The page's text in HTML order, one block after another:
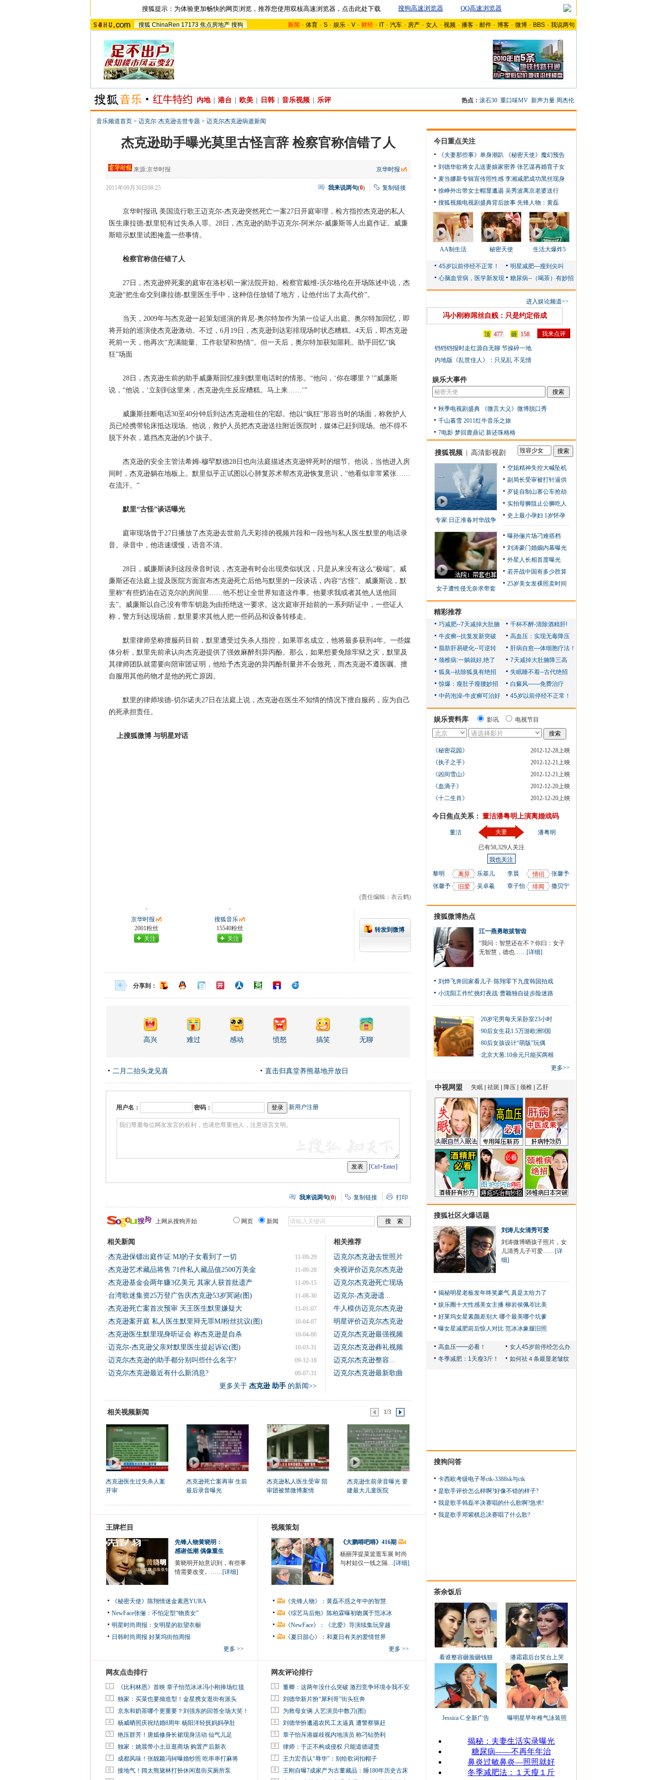
搜狐提示：为体验更加畅快的网页浏览，推荐您使用双核高速浏览器，点击此处下载 搜狗高速浏览器 QQ高速浏览器
搜狐 ChinaRen 17173 焦点房地产 搜狗 新闻 - 体育 - S - 娱乐 - V - 财经 - IT - 汽车 - 房产 - 女人 - 视频 - 播客 - 邮件 - 博客 - 微博 - BBS - 我说两句
内地 港台 欧美 日韩 音乐视频 乐评 热点： 滚石30 重口味MV 新声力量 周杰伦
音乐频道首页 > 迈克尔·杰克逊去世专题 > 迈克尔杰克逊病逝新闻
杰克逊助手曝光莫里古怪言辞 检察官称信错了人
来源:京华时报 京华时报
2011年09月30日08:25 我来说两句(0) 复制链接
京华时报讯 美国流行歌王迈克尔-杰克逊突然死亡一案27日开庭审理，检方指控杰克逊的私人
医生康拉德-默里犯有过失杀人罪。28日，杰克逊的助手迈克尔-阿米尔-威廉斯等人出庭作证。威廉
斯暗示默里试图掩盖一些事情。
检察官称信任错了人
27日，杰克逊猝死案的庭审在洛杉矶一家法院开始。检察官戴维-沃尔格伦在开场陈述中说，杰
克逊“把生命交到康拉德-默里医生手中，这种信任放错了地方，让他付出了太高代价”。
当天，2009年与杰克逊一起策划巡演的肯尼-奥尔特加作为第一位证人出庭。奥尔特加回忆，即
将开始的巡演使杰克逊激动。不过，6月19日，杰克逊到达彩排现场时状态糟糕。4天后，即杰克逊
死前一天，他再次“充满能量、工作欲望和热情”。但一天后，奥尔特加获知噩耗。助手回忆“疯
狂”场面
28日，杰克逊生前的助手威廉斯回忆接到默里电话时的情形。“他问，‘你在哪里？’”威廉斯
说，“他说，‘立刻到这里来，杰克逊先生反应糟糕。马上来……’”
威廉斯挂断电话30至40分钟后到达杰克逊租住的宅邸。他以“疯狂”形容当时的场面，称救护人
员已经携带轮床抵达现场。他说，救护人员把杰克逊送往附近医院时，媒体已赶到现场。他不得不
脱下外衣，遮挡杰克逊的3个孩子。
杰克逊的安全主管法希姆-穆罕默德28日也向法庭描述杰克逊猝死时的细节。他说，当他进入房
间时，杰克逊躺在地板上。默里似乎正试图以心肺复苏术帮杰克逊恢复意识，“他看似非常紧张……
在流汗。”
默里“古怪”谈话曝光
庭审现场曾于27日播放了杰克逊去世前几天彩排的视频片段和一段他与私人医生默里的电话录
音。录音中，他语速缓慢，语音不清。
28日，威廉斯谈到这段录音时说，杰克逊有时会出现类似状况，只是从来没有这么“极端”。威
廉斯还在法庭上提及医院方面宣布杰克逊死亡后他与默里的一段谈话，内容“古怪”。威廉斯说，默
里称“有些奶油在迈克尔的房间里……他不想让全世界知道这件事。他要求我或者其他人送他回
去”。威廉斯以自己没有带车钥匙为由拒绝这一要求。这次庭审开始前的一系列听证中，一些证人
称，警方到达现场前，默里要求其他人把一些药品和设备转移走。
默里律师坚称擅服药目前，默里遭受过失杀人指控，如果罪名成立，他将最多获刑4年。一些媒
体分析，默里先前承认向杰克逊提供了强效麻醉剂异丙酚。那么，如果想要免除牢狱之灾，默里及
其律师团队就需要向陪审团证明，他给予杰克逊的异丙酚剂量并不会致死，而杰克逊不遵医嘱、擅
自服用其他药物才是他的死亡原因。
默里的律师埃德-切尔诺夫27日在法庭上说，杰克逊在医生不知情的情况下擅自服药，应为自己
的死承担责任。
上搜狐微博 与明星对话
(责任编辑：衣云鹤)
京华时报
2001粉丝
关注
搜狐音乐
15540粉丝
关注
转发到微博
分享到：
高兴 难过 感动 愤怒 搞笑 无聊
二月二抬头龙见喜 直击归真堂养熊基地开放日
用户名： 密码： 新用户注册
[Ctrl+Enter]
我来说两句(0) 复制链接 打印
上网从搜狗开始 网页 新闻
相关新闻
11-09-29
·杰克逊保镖出庭作证:MJ的子女看到了一切
11-09-28
·杰克逊艺术藏品将售 71件私人藏品值2500万美金
11-09-15
·杰克逊基金会两年赚3亿美元 其家人获首批遗产
11-08-30
· 台湾歌迷集资25万登广告庆杰克逊53岁冥诞(图)
11-01-07
·杰克逊死亡案首次预审 天王医生默里嫌疑大
10-04-07
·杰克逊案开庭 私人医生默里辩无罪MJ粉丝抗议(图)
10-04-06
·杰克逊医生默里现身听证会 称杰克逊是自杀
10-03-31
·迈克尔-杰克逊父亲对默里医生提起诉讼(图)
09-12-18
·迈克尔杰克逊的助手都分别叫些什么名字?
09-07-31
·迈克尔杰克逊最近有什么新消息?
更多关于 杰克逊 助手的新闻>>
相关推荐
迈克尔杰克逊去世照片
央视评价迈克尔杰克逊
迈克尔杰克逊死亡现场
迈克尔-杰克逊遗...
牛人模仿迈克尔杰克逊
明星评价迈克尔杰克逊
迈克尔杰克逊最强视频
迈克尔杰克逊葬礼视频
迈克尔杰克逊整容...
迈克尔杰克逊最新歌曲
相关视频新闻 1/3
杰克逊医生过失杀人案
开审
杰克逊死亡案再审 生前
最后录音曝光
杰克逊私人医生受审 陪
审团被禁微博案情
杰克逊生前录音曝光 要
建最大儿童医院
王牌栏目
先锋人物黄晓明：
感谢低潮 偶像重生
黄晓明开始意识到，有些事
情需要改变。……[详细]
《秘密天使》陈翔情迷金素恩YURA
NewFace张俪：不怕定型“物质女”
明星时尚周报：女明星的欲望衣橱
日韩时尚周报 好莱坞街拍周报
更多 >>
视频策划
《大鹏嘚吧嘚》416期
杨丽萍提菜篮逛车展 时尚
与村姑仅一线之隔…[详细]
《先锋人物》：黄磊不惑之年中的智慧
《综艺马后炮》陈柏霖曝初吻属于范冰冰
《NewFace》：《北爱》导演续集玩穿越
《夏日甜心》：和夏日有关的爱情世界
更多 >>
网友点击排行
1 《比利林恩》首映 章子怡范冰冰冯小刚捧场红毯
2 独家：买菜也要拗造型！金星携女逛街有派头
3 京东和奶茶哪个更重要？刘强东的回答全场大笑！
4 杨威晒照庆祝结婚8周年 杨阳洋轻抚妈妈孕肚
5 艳压群芳！唐嫣修身长裙现身活动 仙气儿足
6 独家：姚晨带小土豆逛商场 购置产后新衣
7 成都风味！张靓颖冯轲曝婚纱照 吃串串打麻将
8 接地气！阔太熊黛林打扮休闲逛街买厕所泵
网友评论排行
1 董卿：这两年没什么突破 激烈竞争环境令我不安
2 刘德华新片扮“犀利哥”街头狂奔
3 为救母女俩 人艺演员中数刀(图)
4 刘德华扮邋遢农民工太逼真 遭警察驱赶
5 章子怡斥港媒歧视内地演员 称刁钻势利
6 律师：于正不构成侵权 只能道德谴责
7 王力宏否认“辱华”：别给歌词扣帽子
8 王刚自曝7成家产为古董藏品：睡180年历史古床
今日重点关注
《夫妻那些事》单身潮趴
《秘密天使》魔幻预告
刘德华欲将女儿送妻娘家密养 张艺谋再婚育子女
麦当娜新专辑宣传照性感 李湘减肥成功黑丝现身
徐峥外出带女士帽显邋遢 吴秀波离京老婆送行
搜狐视频电视剧盛典背后故事 先锋人物：黄磊
AA制生活 秘密天使 生活大爆炸5
进入娱论频道>>
冯小刚称屌丝自贱：只是约定俗成
顶 477 砸
158
铛铛铛报时走红源自无聊 节操碎一地
内地版《乱世佳人》：只见乱 不见情
娱乐大事件
秋季电视剧盛典
《微言大义》微博脱口秀
千山暮雪 2011红牛音乐之旅
7电影 梦回鹿鼎记 新还珠格格
搜狐视频 高清影视剧
专家:日正准备对华战争
女子遭性侵无奈求带套
空姐精神失控大喊坠机
副局长受审被打针逼供
歹徒自制山寨公车抢劫
实拍母狮阻止公狮吃人
史上最小孕妇 1岁怀孕
曝孙俪片场刁难搭档
刘涛豪门婚姻内幕曝光
外星人长相首度曝光
若开战中国有多少胜算
25岁美女发裸照卖时间
精彩推荐
娱乐资料库 影讯 电视节目
《秘密花园》
2012-12-28上映
《执子之手》
2012-12-21上映
《凶间雪山》
2012-12-21上映
《血滴子》
2012-12-20上映
《十二生肖》
2012-12-20上映
今日焦点关系： 董洁潘粤明上演离婚戏码
董洁 夫妻
已有58,329人关注
我也关注
潘粤明
黎明 离异
乐基儿
张馨予
旧爱 吴卓羲
李晨 情侣
张馨予
章子怡
绯闻 撒贝宁
搜狐微博热点
江一燕勇敢拔智齿
“我问：智慧还在不？你曰：女子
无智慧，德也……[详细]
刘烨飞奔回家看儿子·陈翔零下九度韩国拍戏
小沈阳工作忙挑灯夜战·曹颖独自徒步险迷路
·20岁宅男每天呆卧室23小时
·90后女生花1.5万游欧洲9国
·80后女孩设计“萌版”玩偶
·北京大葱:10余元只能买两根
更多>>
搜狐社区火爆话题
刘涛儿女清秀可爱
刘涛微博晒孩子照片，女
儿清秀儿子可爱……[详
细]
揭秘明星老板发年终奖豪气 真是太给力了
娱乐圈十大性感美女主播 柳岩侯佩岑比美
好莱坞女星素颜差别大 哪个最美哪个坑爹
曝女星减肥前后惊人对比 范冰冰象腿旧照
搜狗问答
卡西欧考级电子琴ctk-3388sk与ctk
是歌手评价怎么样啊?好像不错的样子?
我是歌手韩磊半决赛唱的什么歌啊?急求!
我是歌手邓紫棋总决赛唱了什么歌?
茶余饭后
看谁整容砸脸砸钱狠 潘霜霜后台笑台上哭
Jessica C.全新广告 曝明星早年稚气泳装照